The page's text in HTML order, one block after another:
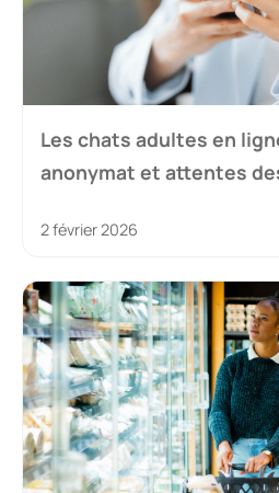
Les chats adultes en
anonymat et attentes
2 février 2026